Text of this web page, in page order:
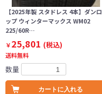
【2025年製 スタドレス 4本】ダンロ
ップ ウィンターマックス WM02
225/60R…
￥25,801 (税込)
送料無料
数量
カートに入れる